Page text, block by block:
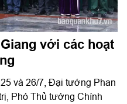
với các hoạt
và 26/7, Đại tướng Phan
Phó Thủ tướng Chính